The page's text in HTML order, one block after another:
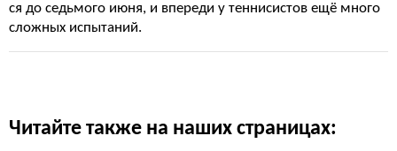
ся до седьмого июня, и впереди у теннисистов ещё много
сложных испытаний.
Читайте также на наших страницах: